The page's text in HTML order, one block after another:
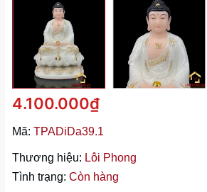
4.100.000₫
Mã: TPADiDa39.1
Thương hiệu: Lôi Phong
Tình trạng: Còn hàng